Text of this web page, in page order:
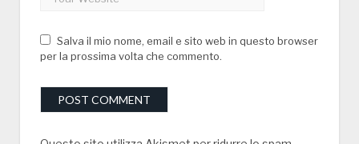
Salva il mio nome, email e sito web in questo browser
per la prossima volta che commento.